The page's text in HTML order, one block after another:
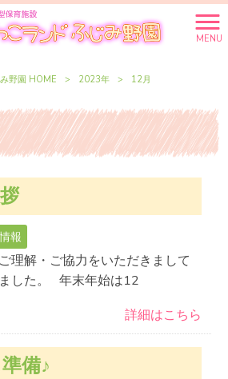
MENU
野園 HOME > 2023年 > 12月
報
理解・ご協力をいただきまして
した。 年末年始は12
詳細はこちら
備♪